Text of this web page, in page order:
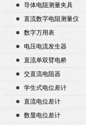
导体电阻测量夹具
直流数字电阻测量仪
数字万用表
电压电流发生器
直流单双臂电桥
交直流电阻器
学生式电位差计
直流电位差计
数显电位差计